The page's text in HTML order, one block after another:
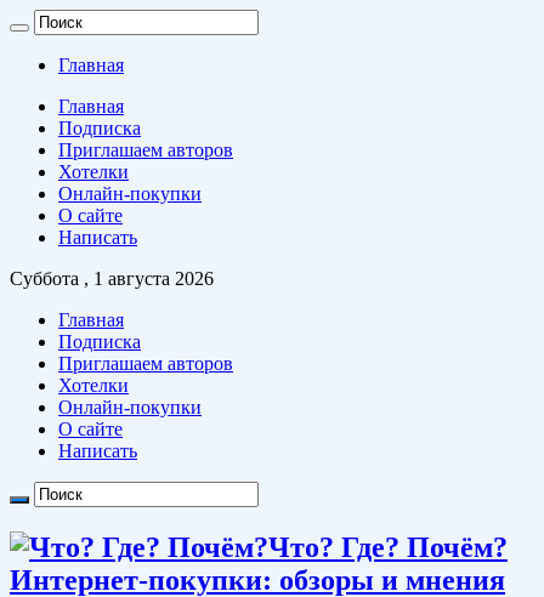
Главная
Главная
Подписка
Приглашаем авторов
Хотелки
Онлайн-покупки
О сайте
Написать
Суббота , 1 августа 2026
Главная
Подписка
Приглашаем авторов
Хотелки
Онлайн-покупки
О сайте
Написать
Что? Где? Почём?
Интернет-покупки: обзоры и мнения